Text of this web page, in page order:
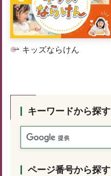
キッズならけん
キーワードから探す
ページ番号から探す